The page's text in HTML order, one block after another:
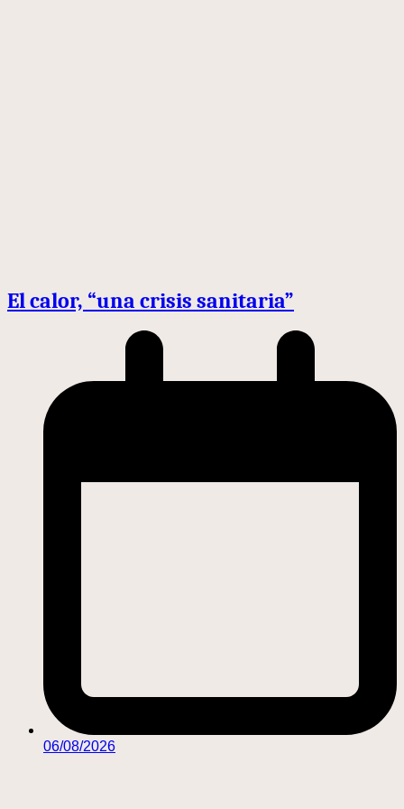
El calor, “una crisis sanitaria”
06/08/2026